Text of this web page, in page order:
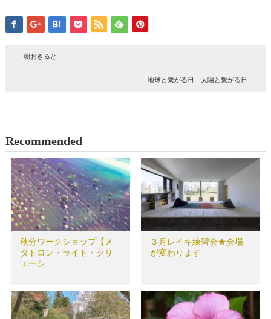
朝おきると
地球と繋がる日 太陽と繋がる日
Recommended
秋分ワークショップ【メ
タトロン・ライト・クリ
エーシ…
３月レイキ練習会★会場
が変わります